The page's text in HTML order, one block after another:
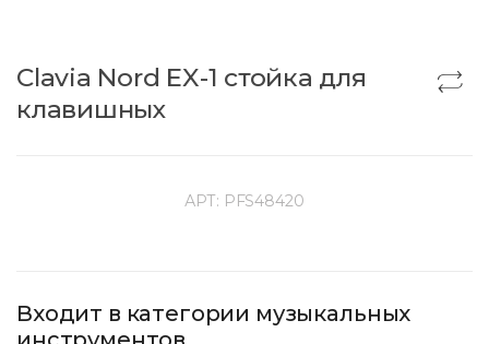
Clavia Nord EX-1 стойка для
клавишных
АРТ: PFS48420
Входит в категории музыкальных